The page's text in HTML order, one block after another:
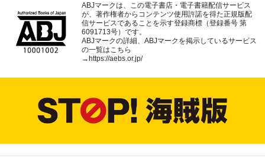
ABJマークは、この電子書店・電子書籍配信サービス
が、著作権者からコンテンツ使用許諾を得た正規版配
信サービスであることを示す登録商標（登録番号 第
6091713号）です。
ABJマークの詳細、ABJマークを掲示しているサービス
の一覧はこちら
→https://aebs.or.jp/